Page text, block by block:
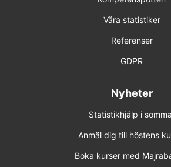
7-8 apr 2027 Online
Förhandsbokning (obestämt datum)
Våra statistiker
Referenser
GDPR
Nyheter
Statistikhjälp i
Anmäl dig till höstens
Boka kurser med